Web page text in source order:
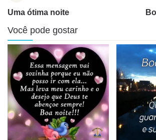
Uma ótima noite
Você pode gostar